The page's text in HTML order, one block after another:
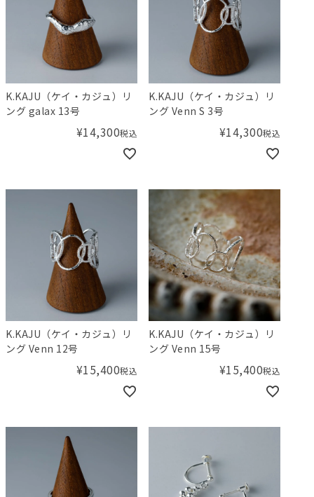
K.KAJU（ケイ・カジュ）リ
ング galax 13号
¥14,300税込
K.KAJU（ケイ・カジュ）リ
ング Venn S 3号
¥14,300税込
K.KAJU（ケイ・カジュ）リ
ング Venn 12号
¥15,400税込
K.KAJU（ケイ・カジュ）リ
ング Venn 15号
¥15,400税込